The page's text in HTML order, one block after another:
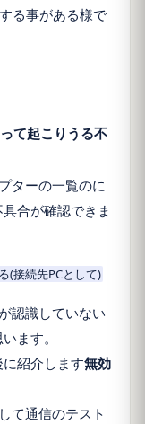
る事がある様で
て起こりうる不
ターの一覧のに
合が確認できま
(接続先PCとして)
認識していない
ます。
紹介します無効
て通信のテスト